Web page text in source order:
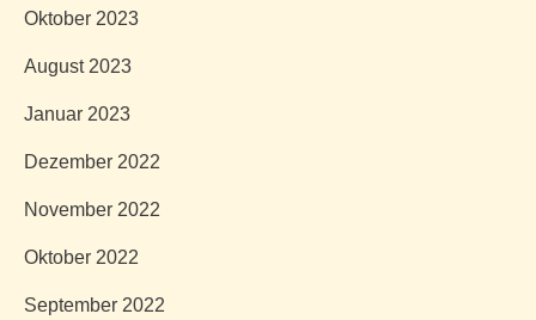
Oktober 2023
August 2023
Januar 2023
Dezember 2022
November 2022
Oktober 2022
September 2022